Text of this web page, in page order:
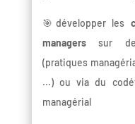
🎯développer les
managerssur
(pratiques
...) ou via du
managérial